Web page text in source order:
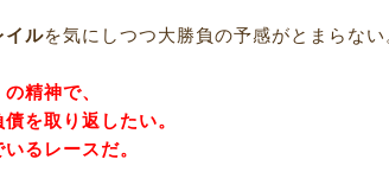
イルを気にしつつ大勝負の予感がとまらない
精神で、
を取り返したい。
るレースだ。